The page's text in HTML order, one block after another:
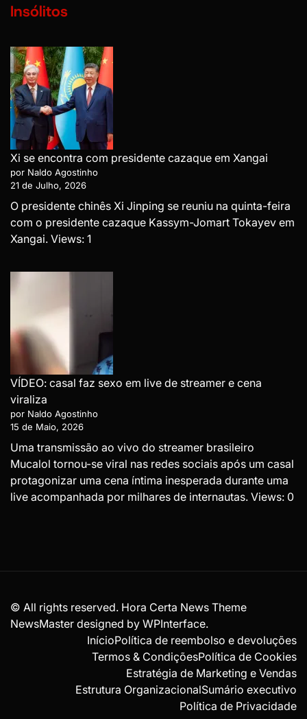
Insólitos
Xi se encontra com presidente cazaque em Xangai
por Naldo Agostinho
21 de Julho, 2026
O presidente chinês Xi Jinping se reuniu na quinta-feira
com o presidente cazaque Kassym-Jomart Tokayev em
Xangai. Views: 1
VÍDEO: casal faz sexo em live de streamer e cena
viraliza
por Naldo Agostinho
15 de Maio, 2026
Uma transmissão ao vivo do streamer brasileiro
Mucalol tornou-se viral nas redes sociais após um casal
protagonizar uma cena íntima inesperada durante uma
live acompanhada por milhares de internautas. Views: 0
© All rights reserved. Hora Certa News Theme
NewsMaster designed by WPInterface.
InícioPolítica de reembolso e devoluções
Termos & CondiçõesPolítica de Cookies
Estratégia de Marketing e Vendas
Estrutura OrganizacionalSumário executivo
Política de Privacidade